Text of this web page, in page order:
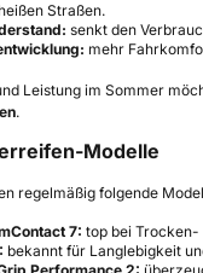
Straßen.
senkt den
mehr
Leistung im Sommer
.
Modelle
regelmäßig folgende
7: top bei Trocken-
bekannt für Langlebigkeit